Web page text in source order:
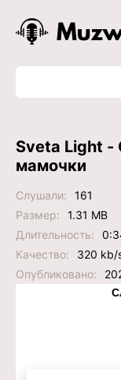
Sveta Light -
мамочки
Слушали:
161
Размер:
1.31 MB
Длительность:
Качество:
320 kb/
Опубликовано: